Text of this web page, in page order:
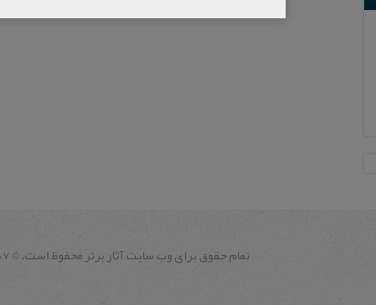
تمام حقوق برای وب سايت آثار برتر محفوظ است. ©